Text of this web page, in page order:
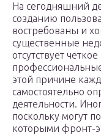
На сегодняшний
созданию
востребованы и
существенные
отсутствует
этой причине
самостоятельно
деятельности.
поскольку могут
которыми фронт-